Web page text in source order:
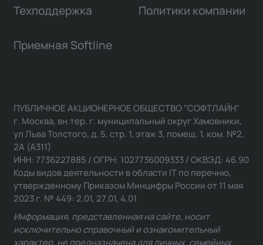
Техподдержка Политики компании
Приемная Softline
ПУБЛИЧНОЕ АКЦИОНЕРНОЕ ОБЩЕСТВО "СОФТЛАЙН"
г. Москва, вн.тер. г. муниципальный округ Хамовники,
ул Льва Толстого, д. 5, стр. 1, этаж 3, помещ. 1, ком. №2,
2А (А311)
ИНН: 7736227885 / ОГРН: 1027736009333 / ОКВЭД: 46.90
Коды видов деятельности в области IT по перечню,
утвержденному Приказом Минцифры России от 11 мая
2023 г. № 449: 2.01, 27.01, 4.01
Информация, представленная на сайте, носит
исключительно справочный и ознакомительный
характер, не предназначена для личных, семейных,